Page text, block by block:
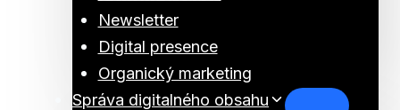
Newsletter
Digital presence
Organický marketing
Správa digitalného obsahu